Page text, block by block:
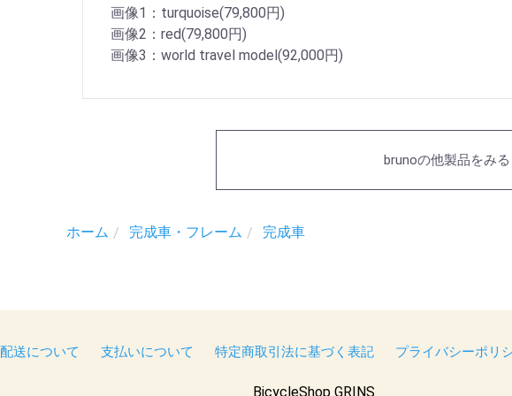
画像1：turquoise(79,800円)
画像2：red(79,800円)
画像3：world travel model(92,000円)
brunoの他製品をみる
ホーム 完成車・フレーム 完成車
配送について 支払いについて 特定商取引法に基づく表記 プライバシーポリ
BicycleShop GRINS